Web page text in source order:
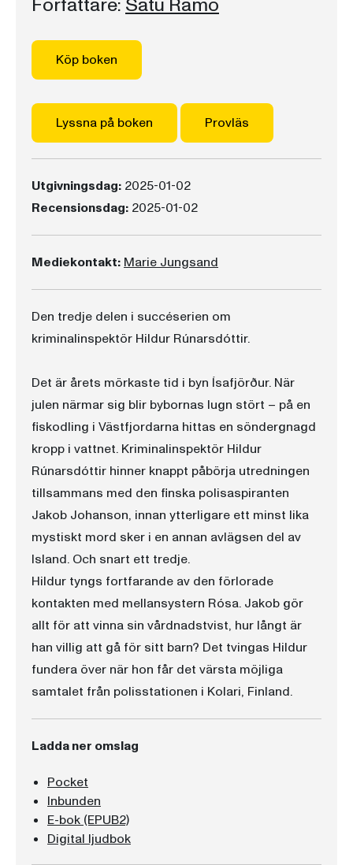
Köp boken
Lyssna på boken Provläs
Utgivningsdag: 2025-01-02
Recensionsdag: 2025-01-02
Mediekontakt: Marie Jungsand
Den tredje delen i succéserien om
kriminalinspektör Hildur Rúnarsdóttir.
Det är årets mörkaste tid i byn Ísafjörður. När
julen närmar sig blir bybornas lugn stört – på en
fiskodling i Västfjordarna hittas en söndergnagd
kropp i vattnet. Kriminalinspektör Hildur
Rúnarsdóttir hinner knappt påbörja utredningen
tillsammans med den finska polisaspiranten
Jakob Johanson, innan ytterligare ett minst lika
mystiskt mord sker i en annan avlägsen del av
Island. Och snart ett tredje.
Hildur tyngs fortfarande av den förlorade
kontakten med mellansystern Rósa. Jakob gör
allt för att vinna sin vårdnadstvist, hur långt är
han villig att gå för sitt barn? Det tvingas Hildur
fundera över när hon får det värsta möjliga
samtalet från polisstationen i Kolari, Finland.
Ladda ner omslag
Pocket
Inbunden
E-bok (EPUB2)
Digital ljudbok